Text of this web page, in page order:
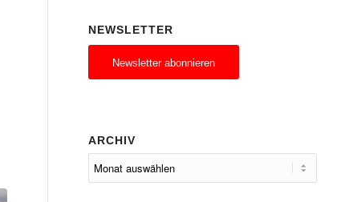
NEWSLETTER
Newsletter abonnieren
ARCHIV